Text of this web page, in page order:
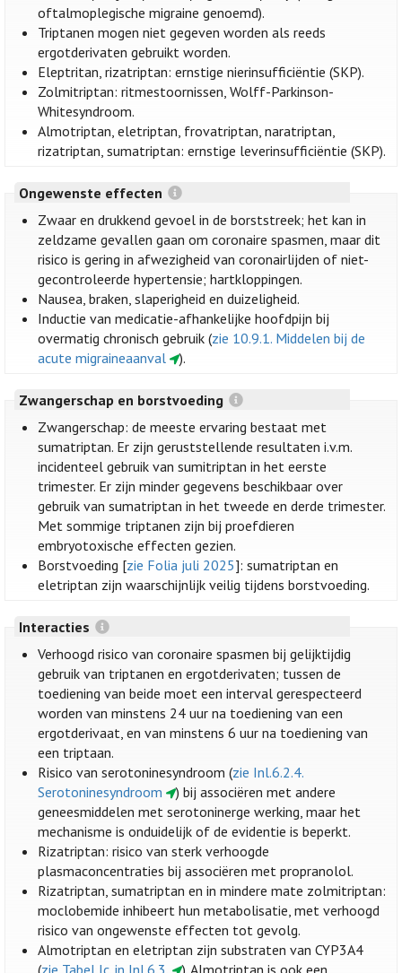
oftalmoplegische migraine genoemd).
Triptanen mogen niet gegeven worden als reeds
ergotderivaten gebruikt worden.
Eleptritan, rizatriptan: ernstige nierinsufficiëntie (SKP).
Zolmitriptan: ritmestoornissen, Wolff-Parkinson-
Whitesyndroom.
Almotriptan, eletriptan, frovatriptan, naratriptan,
rizatriptan, sumatriptan: ernstige leverinsufficiëntie (SKP).
Ongewenste effecten
Zwaar en drukkend gevoel in de borststreek; het kan in
zeldzame gevallen gaan om coronaire spasmen, maar dit
risico is gering in afwezigheid van coronairlijden of niet-
gecontroleerde hypertensie; hartkloppingen.
Nausea, braken, slaperigheid en duizeligheid.
Inductie van medicatie-afhankelijke hoofdpijn bij
overmatig chronisch gebruik (zie 10.9.1. Middelen bij de
acute migraineaanval
).
Zwangerschap en borstvoeding
Zwangerschap: de meeste ervaring bestaat met
sumatriptan. Er zijn geruststellende resultaten i.v.m.
incidenteel gebruik van sumitriptan in het eerste
trimester. Er zijn minder gegevens beschikbaar over
gebruik van sumatriptan in het tweede en derde trimester.
Met sommige triptanen zijn bij proefdieren
embryotoxische effecten gezien.
Borstvoeding [zie Folia juli 2025]: sumatriptan en
eletriptan zijn waarschijnlijk veilig tijdens borstvoeding.
Interacties
Verhoogd risico van coronaire spasmen bij gelijktijdig
gebruik van triptanen en ergotderivaten; tussen de
toediening van beide moet een interval gerespecteerd
worden van minstens 24 uur na toediening van een
ergotderivaat, en van minstens 6 uur na toediening van
een triptaan.
Risico van serotoninesyndroom (zie Inl.6.2.4.
Serotoninesyndroom
) bij associëren met andere
geneesmiddelen met serotoninerge werking, maar het
mechanisme is onduidelijk of de evidentie is beperkt.
Rizatriptan: risico van sterk verhoogde
plasmaconcentraties bij associëren met propranolol.
Rizatriptan, sumatriptan en in mindere mate zolmitriptan:
moclobemide inhibeert hun metabolisatie, met verhoogd
risico van ongewenste effecten tot gevolg.
Almotriptan en eletriptan zijn substraten van CYP3A4